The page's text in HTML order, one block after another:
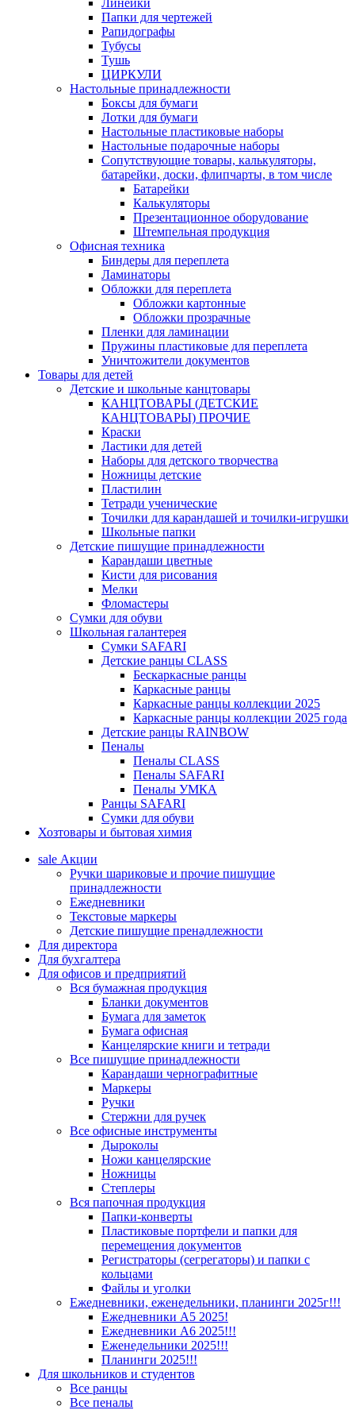
Линейки
Папки для чертежей
Рапидографы
Тубусы
Тушь
ЦИРКУЛИ
Настольные принадлежности
Боксы для бумаги
Лотки для бумаги
Настольные пластиковые наборы
Настольные подарочные наборы
Сопутствующие товары, калькуляторы,
батарейки, доски, флипчарты, в том числе
Батарейки
Калькуляторы
Презентационное оборудование
Штемпельная продукция
Офисная техника
Биндеры для переплета
Ламинаторы
Обложки для переплета
Обложки картонные
Обложки прозрачные
Пленки для ламинации
Пружины пластиковые для переплета
Уничтожители документов
Товары для детей
Детские и школьные канцтовары
КАНЦТОВАРЫ (ДЕТСКИЕ
КАНЦТОВАРЫ) ПРОЧИЕ
Краски
Ластики для детей
Наборы для детского творчества
Ножницы детские
Пластилин
Тетради ученические
Точилки для карандашей и точилки-игрушки
Школьные папки
Детские пишущие принадлежности
Карандаши цветные
Кисти для рисования
Мелки
Фломастеры
Сумки для обуви
Школьная галантерея
Cумки SAFARI
Детские ранцы CLASS
Беcкаркасные ранцы
Каркасные ранцы
Каркасные ранцы коллекции 2025
Каркасные ранцы коллекции 2025 года
Детские ранцы RAINBOW
Пеналы
Пеналы CLASS
Пеналы SAFARI
Пеналы УМКА
Ранцы SAFARI
Сумки для обуви
Хозтовары и бытовая химия
sale Акции
Ручки шариковые и прочие пишущие
принадлежности
Ежедневники
Текстовые маркеры
Детские пишущие пренадлежности
Для директора
Для бухгалтера
Для офисов и предприятий
Вся бумажная продукция
Бланки документов
Бумага для заметок
Бумага офисная
Канцелярские книги и тетради
Все пишущие принадлежности
Карандаши чернографитные
Маркеры
Ручки
Стержни для ручек
Все офисные инструменты
Дыроколы
Ножи канцелярские
Ножницы
Степлеры
Вся папочная продукция
Папки-конверты
Пластиковые портфели и папки для
перемещения документов
Регистраторы (сегрегаторы) и папки с
кольцами
Файлы и уголки
Ежедневники, еженедельники, планинги 2025г!!!
Ежедневники А5 2025!
Ежедневники А6 2025!!!
Еженедельники 2025!!!
Планинги 2025!!!
Для школьников и студентов
Все ранцы
Все пеналы